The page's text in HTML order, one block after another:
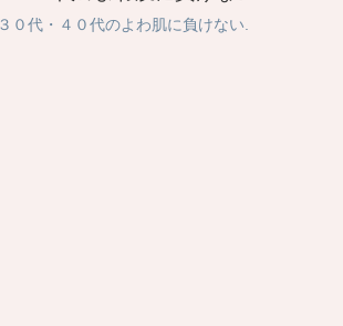
０代・４０代のよわ肌に負けない.